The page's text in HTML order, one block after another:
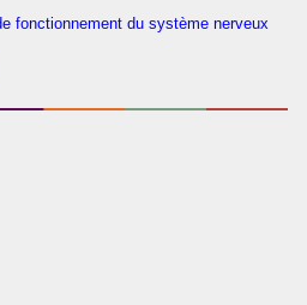
fonctionnement du système nerveux